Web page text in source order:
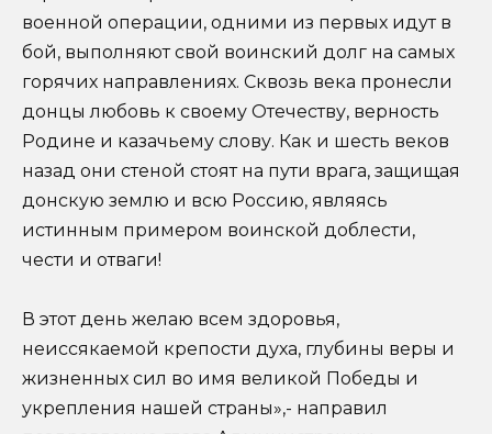
военной операции, одними из первых идут в
бой, выполняют свой воинский долг на самых
горячих направлениях. Сквозь века пронесли
донцы любовь к своему Отечеству, верность
Родине и казачьему слову. Как и шесть веков
назад они стеной стоят на пути врага, защищая
донскую землю и всю Россию, являясь
истинным примером воинской доблести,
чести и отваги!
В этот день желаю всем здоровья,
неиссякаемой крепости духа, глубины веры и
жизненных сил во имя великой Победы и
укрепления нашей страны»,- направил